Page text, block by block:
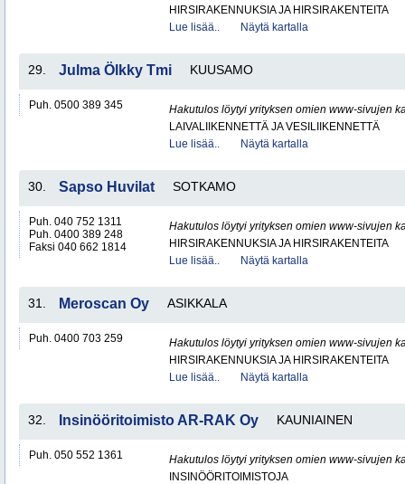
HIRSIRAKENNUKSIA JA HIRSIRAKENTEITA
Lue lisää..
Näytä kartalla
29. Julma Ölkky Tmi KUUSAMO
Puh. 0500 389 345
Hakutulos löytyi yrityksen omien www-sivujen
LAIVALIIKENNETTÄ JA VESILIIKENNETTÄ
Lue lisää..
Näytä kartalla
30. Sapso Huvilat SOTKAMO
Puh. 040 752 1311
Puh. 0400 389 248
Faksi 040 662 1814
Hakutulos löytyi yrityksen omien www-sivujen
HIRSIRAKENNUKSIA JA HIRSIRAKENTEITA
Lue lisää..
Näytä kartalla
31. Meroscan Oy ASIKKALA
Puh. 0400 703 259
Hakutulos löytyi yrityksen omien www-sivujen
HIRSIRAKENNUKSIA JA HIRSIRAKENTEITA
Lue lisää..
Näytä kartalla
32. Insinööritoimisto AR-RAK Oy KAUNIAINEN
Puh. 050 552 1361
Hakutulos löytyi yrityksen omien www-sivujen
INSINÖÖRITOIMISTOJA